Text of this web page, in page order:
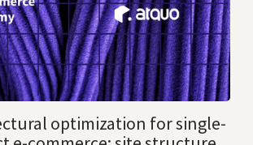
optimization for single-